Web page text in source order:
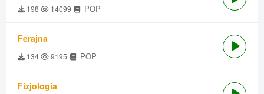
198 14099 POP
Ferajna
134 9195 POP
Fizjologia